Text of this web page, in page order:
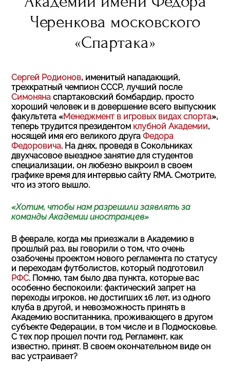
Черенкова московского
«Спартака»
Сергей Родионов, именитый нападающий,
трехкратный чемпион СССР, лучший после
Симоняна спартаковский бомбардир, просто
хороший человек и в довершение всего выпускник
факультета «Менеджмент в игровых видах спорта»,
теперь трудится президентом клубной Академии,
носящей имя его великого друга Федора
Федоровича. На днях, проведя в Сокольниках
двухчасовое выездное занятие для студентов
специализации, он любезно выкроил в своем
графике время для интервью сайту RMA. Смотрите,
что из этого вышло.
«Хотим, чтобы нам разрешили заявлять за
команды Академии иностранцев»
В феврале, когда мы приезжали в Академию в
прошлый раз, вы говорили о том, что очень
озабочены проектом нового регламента по статусу
и переходам футболистов, который подготовил
РФС. Помню, там было два пункта, которые вас
особенно беспокоили: фактический запрет на
переходы игроков, не достигших 16 лет, из одного
клуба в другой, и невозможность принять в
Академию воспитанника, проживающего в другом
субъекте Федерации, в том числе и в Подмосковье.
С тех пор прошел почти год. Регламент, как
известно, принят. В своем окончательном виде он
вас устраивает?